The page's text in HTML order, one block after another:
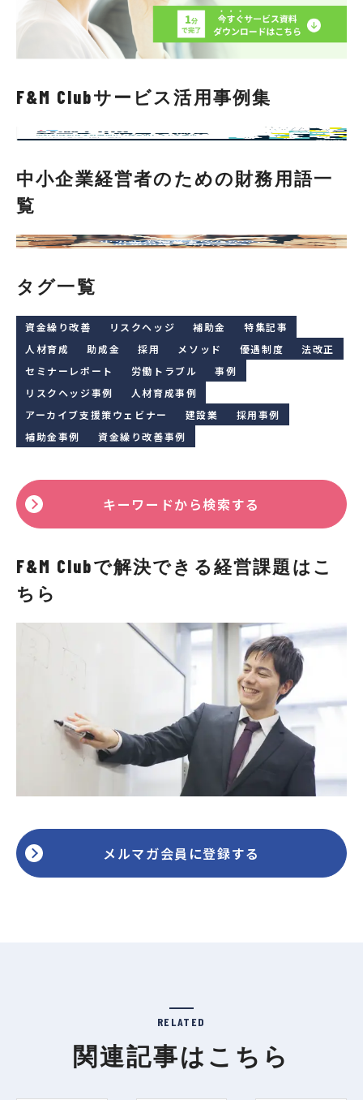
F&M Clubサービス活用事例集
中小企業経営者のための財務用語一
覧
タグ一覧
資金繰り改善 リスクヘッジ 補助金
特集記事
人材育成
助成金 採用 メソッド 優遇制度
法改正
セミナーレポート
労働トラブル
事例
リスクヘッジ事例
人材育成事例
アーカイブ支援策ウェビナー
建設業
採用事例
補助金事例
資金繰り改善事例
キーワードから検索する
F&M Clubで解決できる経営課題はこ
ちら
メルマガ会員に登録する
RELATED
関連記事はこちら